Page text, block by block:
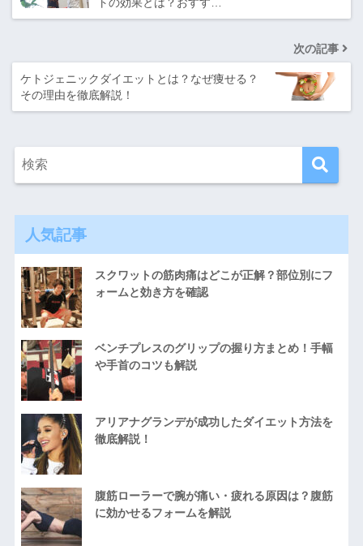
次の記事
ケトジェニックダイエットとは？なぜ痩せる？
その理由を徹底解説！
人気記事
スクワットの筋肉痛はどこが正解？部位別にフ
ォームと効き方を確認
ベンチプレスのグリップの握り方まとめ！手幅
や手首のコツも解説
アリアナグランデが成功したダイエット方法を
徹底解説！
腹筋ローラーで腕が痛い・疲れる原因は？腹筋
に効かせるフォームを解説